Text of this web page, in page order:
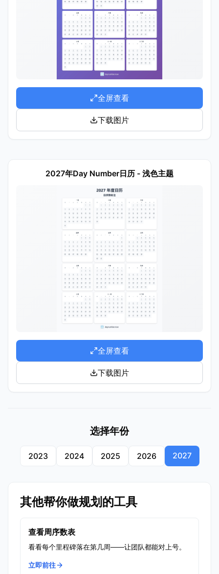
全屏查看
下载图片
2027年Day Number日历 - 浅色主题
全屏查看
下载图片
选择年份
2023 2024 2025 2026 2027
其他帮你做规划的工具
查看周序数表
看看每个里程碑落在第几周——让团队都能对上号。
立即前往